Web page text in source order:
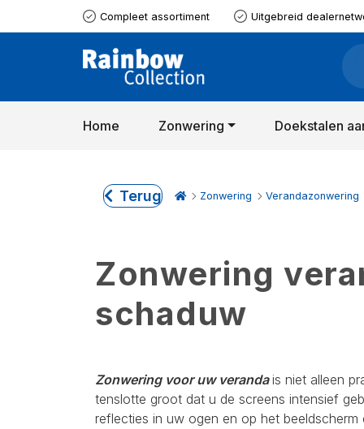
Compleet assortiment Uitgebreid
Home Zonwering Doekstalen
Terug Zonwering Verandazonwering
Zonwering
schaduw
Zonwering voor uw verandais niet alleen
tenslotte groot dat u de screens intensief
reflecties in uw ogen en op het